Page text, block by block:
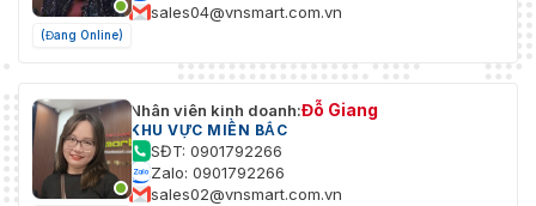
(Đang Online)
sales04@vnsmart.com.vn
Nhân viên kinh doanh:Đỗ Giang
KHU VỰC MIỀN BẮC
SĐT: 0901792266
Zalo: 0901792266
sales02@vnsmart.com.vn